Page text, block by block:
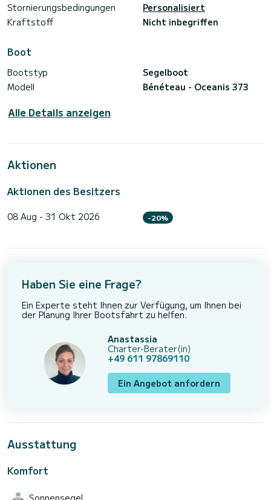
Stornierungsbedingungen
Personalisiert
Kraftstoff
Nicht inbegriffen
Boot
Bootstyp
Segelboot
Modell
Bénéteau - Oceanis 373
Alle Details anzeigen
Aktionen
Aktionen des Besitzers
08 Aug - 31 Okt 2026 -20%
Haben Sie eine Frage?
Ein Experte steht Ihnen zur Verfügung, um Ihnen bei
der Planung Ihrer Bootsfahrt zu helfen.
Anastassia
Charter-Berater(in)
+49 611 97869110
Ein Angebot anfordern
Ausstattung
Komfort
Sonnensegel